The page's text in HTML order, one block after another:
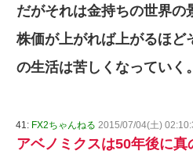
だがそれは金持ちの世界の
株価が上がれば上がるほど
の生活は苦しくなっていく。
41: FX2ちゃんねる 2015/07/04(土)
アベノミクスは50年後に真